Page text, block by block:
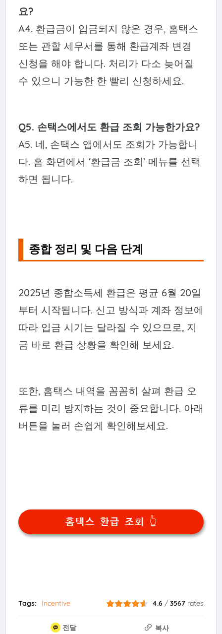
요?
A4. 환급금이 입금되지 않은 경우, 홈택스
또는 관할 세무서를 통해 환급계좌 변경
신청을 해야 합니다. 처리가 다소 늦어질
수 있으니 가능한 한 빨리 신청하세요.
Q5. 손택스에서도 환급 조회 가능한가요?
A5. 네, 손택스 앱에서도 조회가 가능합니
다. 홈 화면에서 ‘환급금 조회’ 메뉴를 선택
하면 됩니다.
종합 정리 및 다음 단계
2025년 종합소득세 환급은 평균 6월 20일
부터 시작됩니다. 신고 방식과 계좌 정보에
따라 입금 시기는 달라질 수 있으므로, 지
금 바로 환급 상황을 확인해 보세요.
또한, 홈택스 내역을 꼼꼼히 살펴 환급 오
류를 미리 방지하는 것이 중요합니다. 아래
버튼을 눌러 손쉽게 확인해보세요.
홈택스 환급 조회 👆
Tags: Incentive 4.6 /3567 rates
전달
복사